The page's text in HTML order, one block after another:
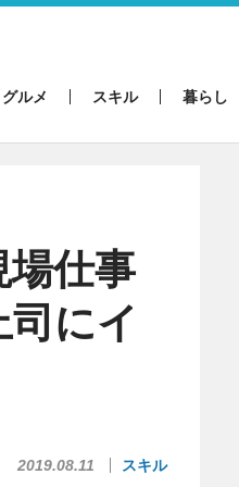
グルメ スキル 暮らし
仕事
にイ
2019.08.11 スキル